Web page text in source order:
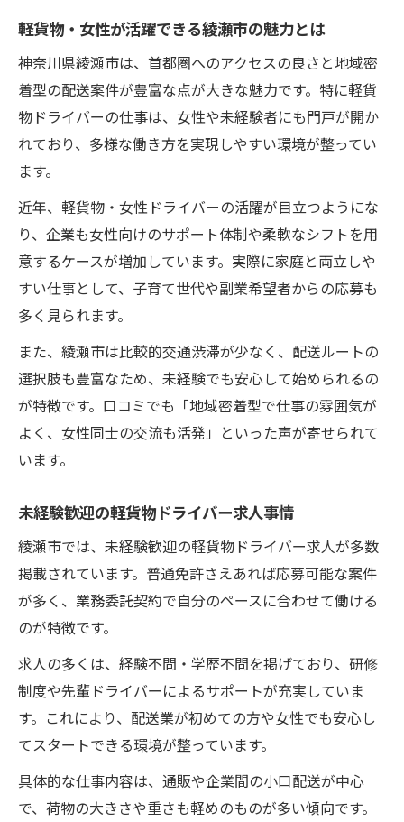
未経験者が軽貨物・女性で高収入を実現す
る方法
普通免許のみで仕事スタートできる安心感
女性ドライバーのキャリアアップ事例を紹
介
夫
綾瀬市で軽貨物・女性が選ばれる背景とは
軽貨物配送で手に入れる自由な働き方
軽貨物・女性にも人気な柔軟な働き方のポ
スケジュール自由な軽貨物配送のメリット
紹介
未経験でも始められる軽貨物配送の自由度
軽貨物・女性が理想のライフスタイルを実
現
普通免許だけで叶う新しいキャリア選択
軽貨物・女性が普通免許で始められる理由
未経験からキャリアアップできるポイント
業務委託ドライバーの柔軟な働き方を解説
普通免許だけで安心して始める新キャリア
軽貨物・女性も活躍できる多様な現場とは
女性ドライバーに広がる綾瀬市の可能性
軽貨物・女性ドライバーが輝ける理由を解
説
軽貨物・女性が活躍できる綾瀬市の魅力とは
神奈川県綾瀬市は、首都圏へのアクセスの良さと地域密
着型の配送案件が豊富な点が大きな魅力です。特に軽貨
物ドライバーの仕事は、女性や未経験者にも門戸が開か
れており、多様な働き方を実現しやすい環境が整ってい
ます。
近年、軽貨物・女性ドライバーの活躍が目立つようにな
り、企業も女性向けのサポート体制や柔軟なシフトを用
意するケースが増加しています。実際に家庭と両立しや
すい仕事として、子育て世代や副業希望者からの応募も
多く見られます。
また、綾瀬市は比較的交通渋滞が少なく、配送ルートの
選択肢も豊富なため、未経験でも安心して始められるの
が特徴です。口コミでも「地域密着型で仕事の雰囲気が
よく、女性同士の交流も活発」といった声が寄せられて
います。
未経験歓迎の軽貨物ドライバー求人事情
綾瀬市では、未経験歓迎の軽貨物ドライバー求人が多数
掲載されています。普通免許さえあれば応募可能な案件
が多く、業務委託契約で自分のペースに合わせて働ける
のが特徴です。
求人の多くは、経験不問・学歴不問を掲げており、研修
制度や先輩ドライバーによるサポートが充実していま
す。これにより、配送業が初めての方や女性でも安心し
てスタートできる環境が整っています。
具体的な仕事内容は、通販や企業間の小口配送が中心
で、荷物の大きさや重さも軽めのものが多い傾向です。